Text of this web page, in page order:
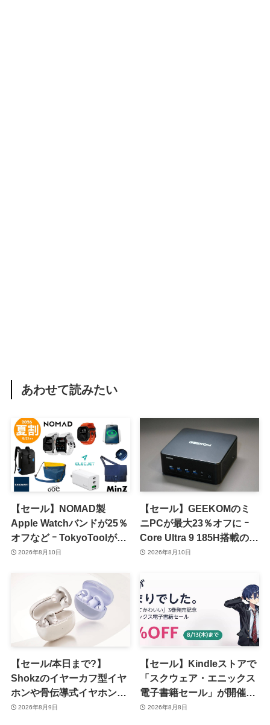
あわせて読みたい
【セール】NOMAD製
Apple Watchバンドが25％
オフなど ｰ TokyoToolが
｢2026 夏割 SUMMER
2026年8月10日
【セール】GEEKOMのミ
ニPCが最大23％オフに ｰ
Core Ultra 9 185H搭載の
｢IT13 Max｣が15％オフなど
2026年8月10日
【セール/本日まで?】
Shokzのイヤーカフ型イヤ
ホンや骨伝導式イヤホンが
一律10％のポイント還元に
2026年8月9日
【セール】Kindleストアで
「スクウェア・エニックス
電子書籍セール」が開催中
ｰ コミックやゲーム関連書
2026年8月8日